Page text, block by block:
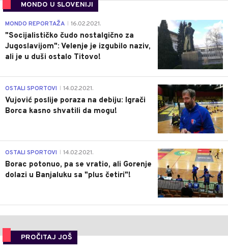
MONDO U SLOVENIJI
4
MONDO REPORTAŽA 16.02.2021.
"Socijalističko čudo nostalgično za
Jugoslavijom": Velenje je izgubilo naziv,
ali je u duši ostalo Titovo!
1
OSTALI SPORTOVI 14.02.2021.
Vujović poslije poraza na debiju: Igrači
Borca kasno shvatili da mogu!
3
OSTALI SPORTOVI 14.02.2021.
Borac potonuo, pa se vratio, ali Gorenje
dolazi u Banjaluku sa "plus četiri"!
PROČITAJ JOŠ